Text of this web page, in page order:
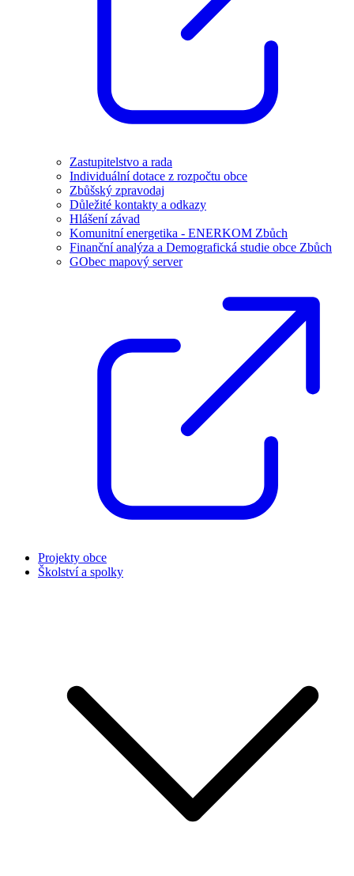
Zastupitelstvo a rada
Individuální dotace z rozpočtu obce
Zbůšský zpravodaj
Důležité kontakty a odkazy
Hlášení závad
Komunitní energetika - ENERKOM Zbůch
Finanční analýza a Demografická studie obce Zbůch
GObec mapový server
Projekty obce
Školství a spolky